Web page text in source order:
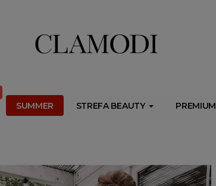
SUMMER STREFA BEAUTY PREMIUM